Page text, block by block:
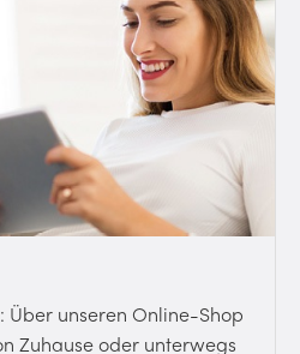
unseren Online-Shop
Zuhause oder unterwegs